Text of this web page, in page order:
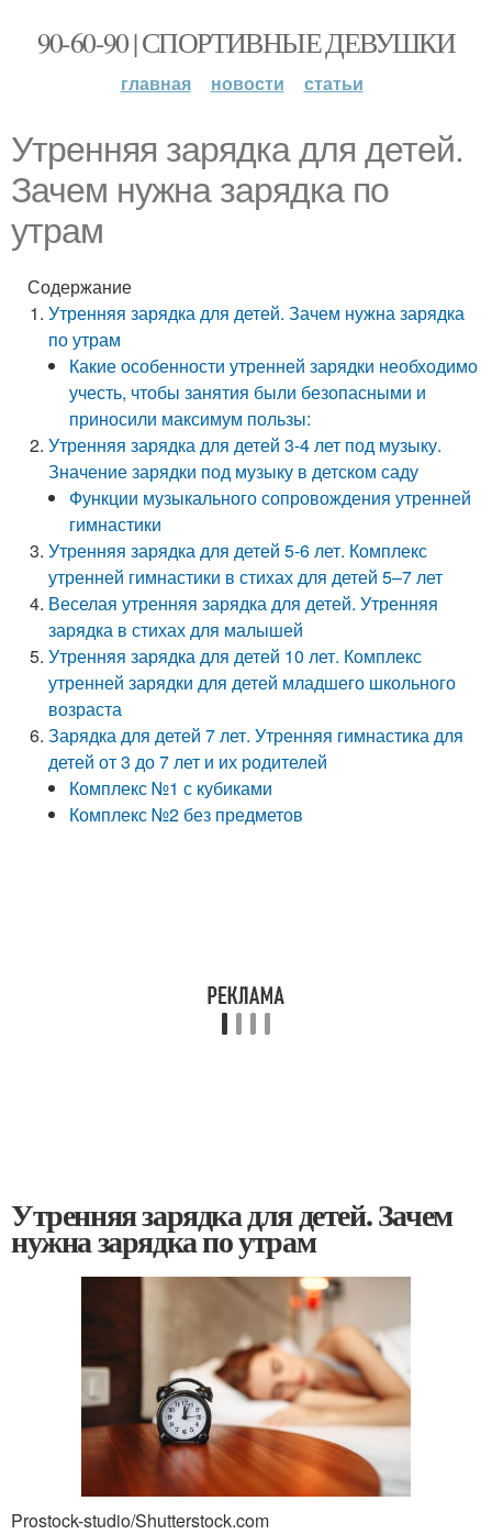
90-60-90 | СПОРТИВНЫЕ ДЕВУШКИ
главная новости статьи
Утренняя зарядка для детей.
Зачем нужна зарядка по
утрам
Содержание
Утренняя зарядка для детей. Зачем нужна зарядка
по утрам
Какие особенности утренней зарядки необходимо
учесть, чтобы занятия были безопасными и
приносили максимум пользы:
Утренняя зарядка для детей 3-4 лет под музыку.
Значение зарядки под музыку в детском саду
Функции музыкального сопровождения утренней
гимнастики
Утренняя зарядка для детей 5-6 лет. Комплекс
утренней гимнастики в стихах для детей 5–7 лет
Веселая утренняя зарядка для детей. Утренняя
зарядка в стихах для малышей
Утренняя зарядка для детей 10 лет. Комплекс
утренней зарядки для детей младшего школьного
возраста
Зарядка для детей 7 лет. Утренняя гимнастика для
детей от 3 до 7 лет и их родителей
Комплекс №1 с кубиками
Комплекс №2 без предметов
Утренняя зарядка для детей. Зачем
нужна зарядка по утрам
Prostock-studio/Shutterstock.com